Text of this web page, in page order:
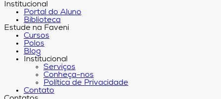
Institucional
Portal do Aluno
Biblioteca
Estude na Faveni
Cursos
Polos
Blog
Institucional
Serviços
Conheça-nos
Política de Privacidade
Contato